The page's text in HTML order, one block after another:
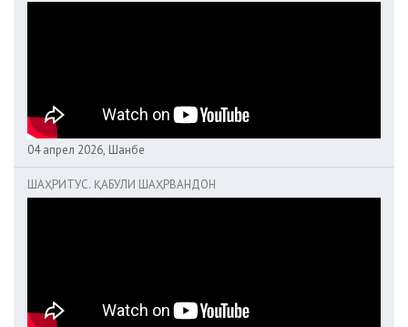
04 апрел 2026, Шанбе
ШАҲРИТУС. ҚАБУЛИ ШАҲРВАНДОН